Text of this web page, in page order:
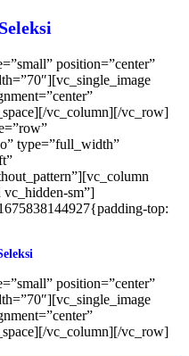
position=”center”
vc_column][/vc_row]
type=”full_width”
sm”]
top:
position=”center”
vc_column][/vc_row]